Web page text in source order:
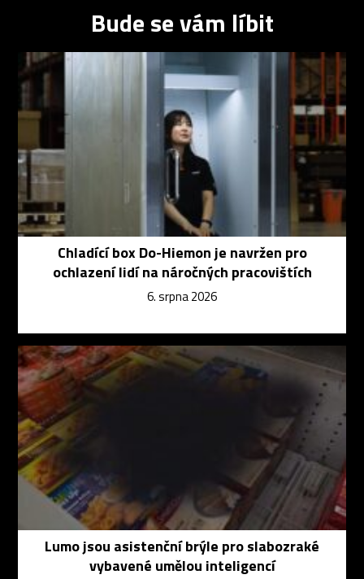
Bude se vám líbit
Chladící box Do-Hiemon je navržen pro
ochlazení lidí na náročných pracovištích
6. srpna 2026
Lumo jsou asistenční brýle pro slabozraké
vybavené umělou inteligencí